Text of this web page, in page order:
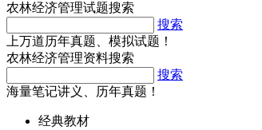
农林经济管理试题搜索
搜索
上万道历年真题、模拟试题！
农林经济管理资料搜索
搜索
海量笔记讲义、历年真题！
经典教材